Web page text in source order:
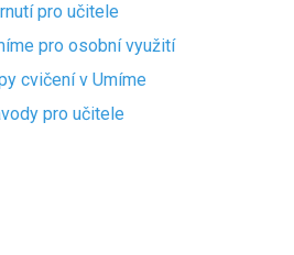
pro učitele
pro osobní využití
cvičení v Umíme
pro učitele